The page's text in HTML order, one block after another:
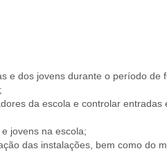
e dos jovens durante o período de
da escola e controlar entradas
jovens na escola;
das instalações, bem como do